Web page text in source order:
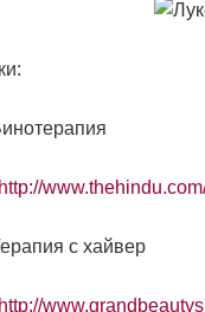
http://
с хайвер
http://